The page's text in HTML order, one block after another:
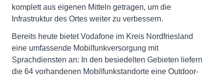
komplett aus eigenen Mitteln getragen, um die
Infrastruktur des Ortes weiter zu verbessern.
Bereits heute bietet Vodafone im Kreis Nordfriesland
eine umfassende Mobilfunkversorgung mit
Sprachdiensten an: In den besiedelten Gebieten liefern
die 64 vorhandenen Mobilfunkstandorte eine Outdoor-